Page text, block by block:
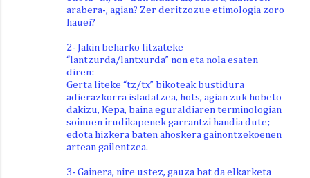
arabera-, agian? Zer deritzozue etimologia zoro
hauei?
2- Jakin beharko litzateke
“lantzurda/lantxurda” non eta nola esaten
diren:
Gerta liteke “tz/tx” bikoteak bustidura
adierazkorra isladatzea, hots, agian zuk hobeto
dakizu, Kepa, baina eguraldiaren terminologian
soinuen irudikapenek garrantzi handia dute;
edota hizkera baten ahoskera gainontzekoenen
artean gailentzea.
3- Gainera, nire ustez, gauza bat da elkarketa